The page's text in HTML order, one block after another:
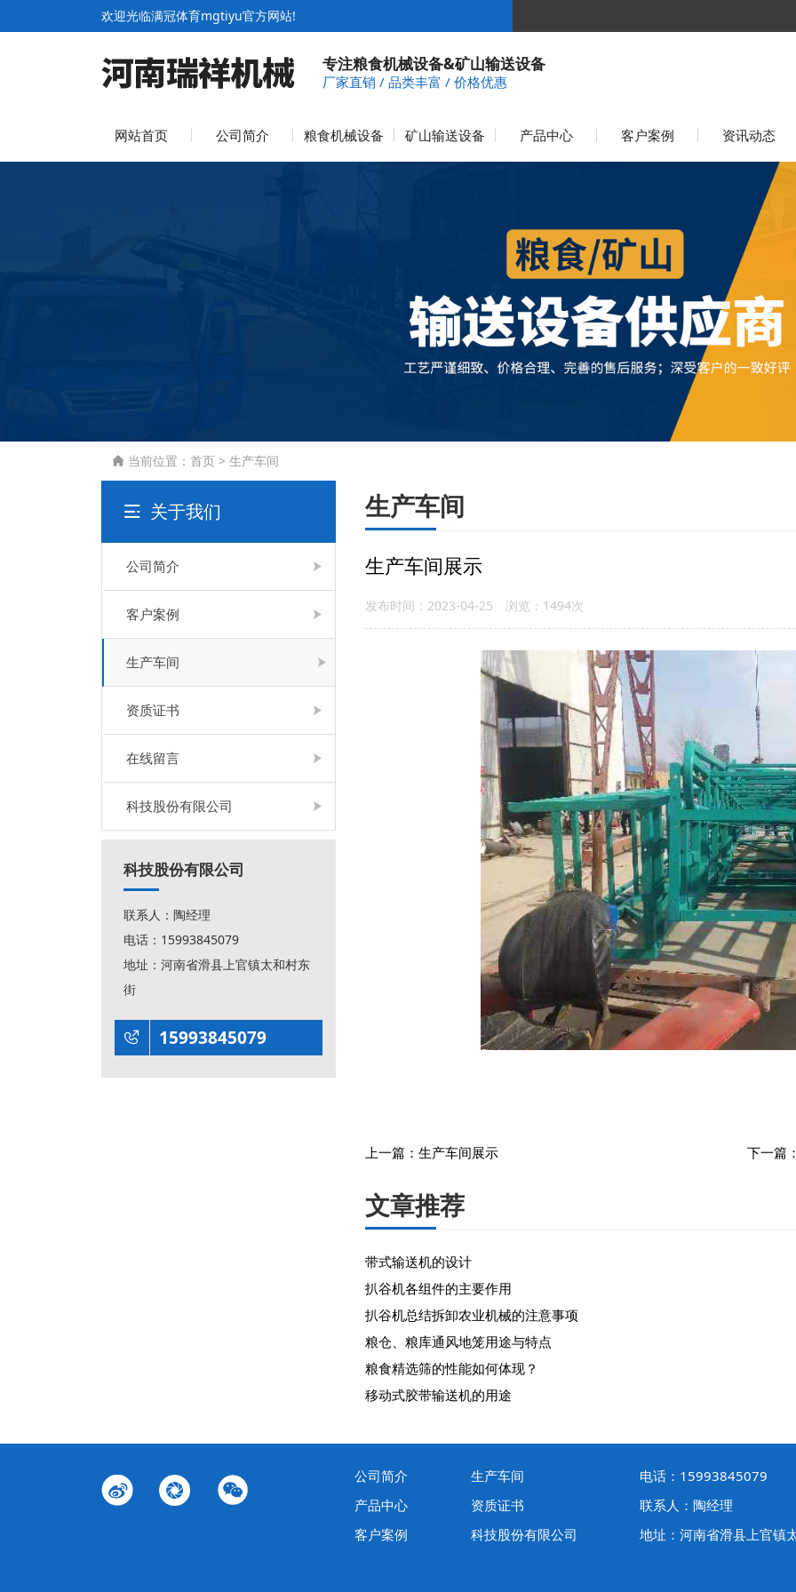
欢迎光临满冠体育mgtiyu官方网站!
专注粮食机械设备&矿山输送设备
厂家直销 / 品类丰富 / 价格优惠
网站首页 公司简介 粮食机械设备 矿山输送设备 产品中心 客户案例 资讯动态
 当前位置： 首页 > 生产车间
 关于我们
公司简介
客户案例
生产车间
资质证书
在线留言
科技股份有限公司
科技股份有限公司
联系人：陶经理
电话：15993845079
地址：河南省滑县上官镇太和村东
街
 15993845079
生产车间
生产车间展示
发布时间：2023-04-25 浏览：1494次
上一篇：生产车间展示 下一篇
文章推荐
带式输送机的设计
扒谷机各组件的主要作用
扒谷机总结拆卸农业机械的注意事项
粮仓、粮库通风地笼用途与特点
粮食精选筛的性能如何体现？
移动式胶带输送机的用途
公司简介
生产车间
产品中心
资质证书
客户案例
科技股份有限公司
电话：15993845079
联系人：陶经理
地址：河南省滑县上官镇